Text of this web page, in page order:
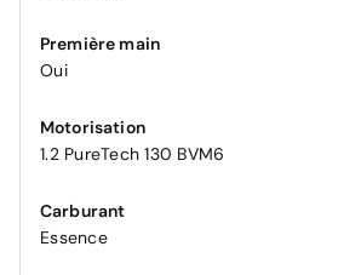
Première main
Oui
Motorisation
1.2 PureTech 130 BVM6
Carburant
Essence